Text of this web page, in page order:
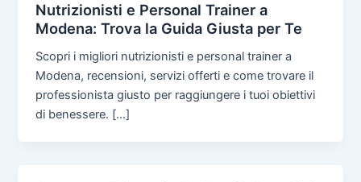
Nutrizionisti e Personal Trainer a
Modena: Trova la Guida Giusta per Te
Scopri i migliori nutrizionisti e personal trainer a
Modena, recensioni, servizi offerti e come trovare il
professionista giusto per raggiungere i tuoi obiettivi
di benessere. […]